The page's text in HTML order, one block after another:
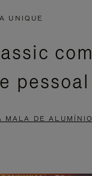
UNIQUE
com
pessoal
MALA DE ALUMÍNIO